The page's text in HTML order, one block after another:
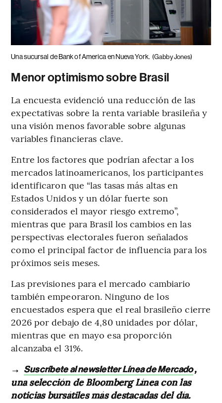
Una sucursal de Bank of America en Nueva York. (Gabby Jones)
Menor optimismo sobre Brasil
La encuesta evidenció una reducción de las
expectativas sobre la renta variable brasileña y
una visión menos favorable sobre algunas
variables financieras clave.
Entre los factores que podrían afectar a los
mercados latinoamericanos, los participantes
identificaron que “las tasas más altas en
Estados Unidos y un dólar fuerte son
considerados el mayor riesgo extremo”,
mientras que para Brasil los cambios en las
perspectivas electorales fueron señalados
como el principal factor de influencia para los
próximos seis meses.
Las previsiones para el mercado cambiario
también empeoraron. Ninguno de los
encuestados espera que el real brasileño cierre
2026 por debajo de 4,80 unidades por dólar,
mientras que en mayo esa proporción
alcanzaba el 31%.
→ Suscríbete al newsletter Línea de Mercado,
una selección de Bloomberg Línea con las
noticias bursátiles más destacadas del día.